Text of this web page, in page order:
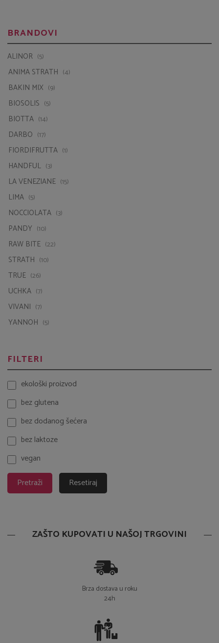
BRANDOVI
ALINOR (5)
ANIMA STRATH (4)
BAKIN MIX (9)
BIOSOLIS (5)
BIOTTA (14)
DARBO (17)
FIORDIFRUTTA (1)
HANDFUL (3)
LA VENEZIANE (15)
LIMA (5)
NOCCIOLATA (3)
PANDY (10)
RAW BITE (22)
STRATH (10)
TRUE (26)
UCHKA (7)
VIVANI (7)
YANNOH (5)
FILTERI
ekološki proizvod
bez glutena
bez dodanog šećera
bez laktoze
vegan
Pretraži
Resetiraj
ZAŠTO KUPOVATI U NAŠOJ TRGOVINI
Brza dostava u roku
24h